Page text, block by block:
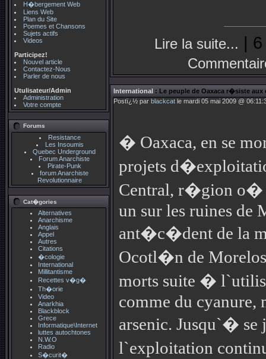
H�bergement Web
Liens Web
Plan du Site
Poemes et Chansons
Sujets actifs
Videos
Participez!
Nouvel article
Contactez-Nous
Parler de nous
Utulisateur/Admin
Administration
Votre compte
Forums
Resistance
Les Insoumis
Quebec Underground
Forum Anarchiste
Pirate-Punk
forum Anarchiste
Revolutionnaire
Cat�gories
Alternatives
Anarchisme
Anglais
Appel
Autres
Citations
�cologie
International
Millitantisme
Recettes v�g�
Th�orie
Video
Anarkhia
Blackblock
Grece
Informatique\Internet
luttes autochtones
N.W.O
Radio
S�curit�
Lire la suite... |
International : Le peuple de Oaxaca r�siste
Postï¿½ par blackcat le mardi 05 mai 2009 @
� Oaxaca, en se
projets
Central, r�gion o�
un sur les ruines de
ant�c�dent de la
Ocotl�n de
morts suite �
comme du cyanure,
arsenic. Jusqu`�
l`exploitation